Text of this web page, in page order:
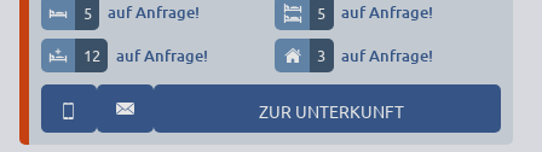
5 auf Anfrage! 5 auf Anfrage!
12 auf Anfrage! 3 auf Anfrage!
ZUR UNTERKUNFT